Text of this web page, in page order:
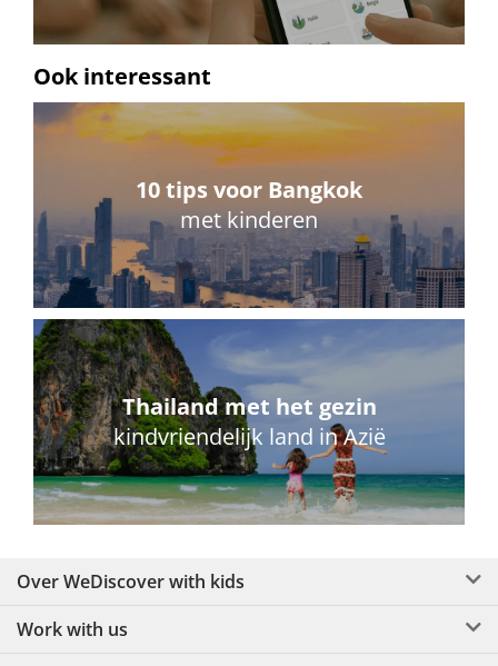
Ook interessant
10 tips voor Bangkok
met kinderen
Thailand met het gezin
kindvriendelijk land in Azië
Over WeDiscover with kids
Work with us